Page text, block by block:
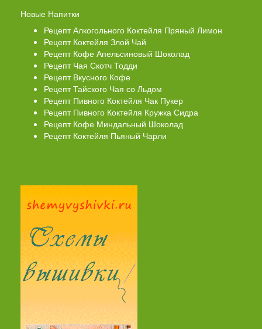
Новые Напитки
Рецепт Алкогольного Коктейля Пряный Лимон
Рецепт Коктейля Злой Чай
Рецепт Кофе Апельсиновый Шоколад
Рецепт Чая Скотч Тодди
Рецепт Вкусного Кофе
Рецепт Тайского Чая со Льдом
Рецепт Пивного Коктейля Чак Пукер
Рецепт Пивного Коктейля Кружка Сидра
Рецепт Кофе Миндальный Шоколад
Рецепт Коктейля Пьяный Чарли